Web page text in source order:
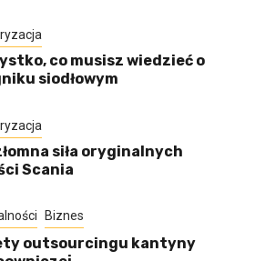
co musisz wiedzieć o
siodłowym
siła oryginalnych
Scania
Biznes
outsourcingu kantyny